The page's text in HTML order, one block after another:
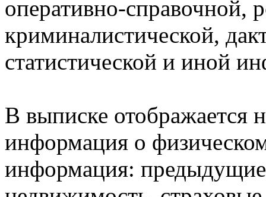
оперативно-справочной,
криминалистической,
статистической и иной
В выписке отображается
информация о
информация: